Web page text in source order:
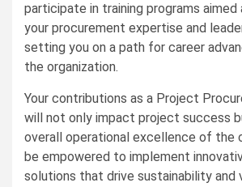
participate in training programs aimed
your procurement expertise and
setting you on a path for career
the organization.
Your contributions as a Project
will not only impact project success
overall operational excellence of the
be empowered to implement
solutions that drive sustainability and